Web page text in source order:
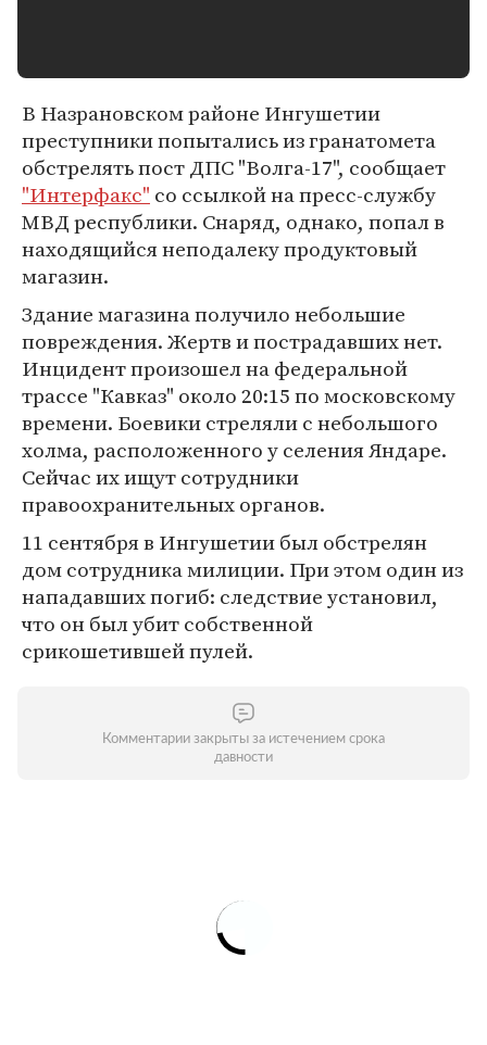
В Назрановском районе Ингушетии
преступники попытались из гранатомета
обстрелять пост ДПС "Волга-17", сообщает
"Интерфакс" со ссылкой на пресс-службу
МВД республики. Снаряд, однако, попал в
находящийся неподалеку продуктовый
магазин.
Здание магазина получило небольшие
повреждения. Жертв и пострадавших нет.
Инцидент произошел на федеральной
трассе "Кавказ" около 20:15 по московскому
времени. Боевики стреляли с небольшого
холма, расположенного у селения Яндаре.
Сейчас их ищут сотрудники
правоохранительных органов.
11 сентября в Ингушетии был обстрелян
дом сотрудника милиции. При этом один из
нападавших погиб: следствие установил,
что он был убит собственной
срикошетившей пулей.
Комментарии закрыты за истечением срока
давности